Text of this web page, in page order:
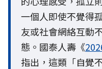
一個人即使不覺得
友或社會網絡互動
態。國泰人壽《
指出，這類「自覺